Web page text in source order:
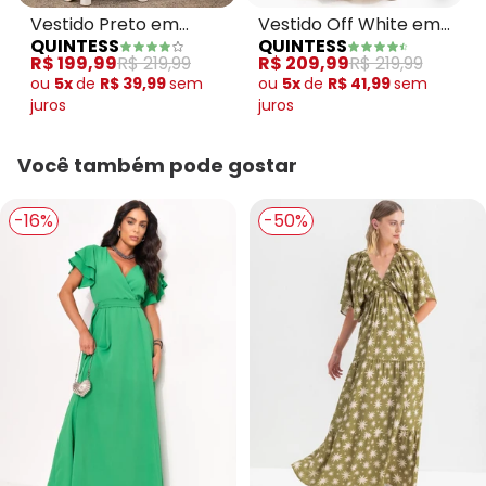
Vestido Preto em
Jeans
QUINTESS
R$ 199,99R$ 219,99
ou 5xde R$ 39,99sem
juros
Vestido Off White em
Jeans Leve
QUINTESS
R$ 209,99R$ 219,99
ou 5xde R$ 41,99sem
juros
Você também pode gostar
-16% -50%